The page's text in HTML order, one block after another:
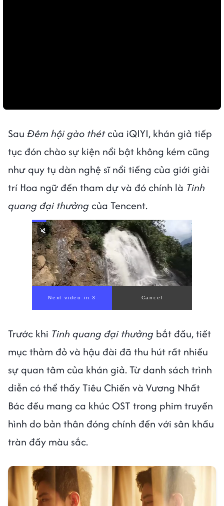
Sau Đêm hội gào thétcủa iQIYI, khán giả tiếp
tục đón chào sự kiện nổi bật không kém cũng
như quy tụ dàn nghệ sĩ nổi tiếng của giới giải
trí Hoa ngữ đến tham dự và đó chính là Tinh
quang đại thưởngcủa Tencent.
00:00/ 00:59
Trước khi Tinh quang đại thưởng bắt đầu, tiết
mục thảm đỏ và hậu đài đã thu hút rất nhiều
sự quan tâm của khán giả. Từ danh sách trình
diễn có thể thấy Tiêu Chiến và Vương Nhất
Bác đều mang ca khúc OST trong phim truyền
hình do bản thân đóng chính đến với sân khấu
tràn đầy màu sắc.